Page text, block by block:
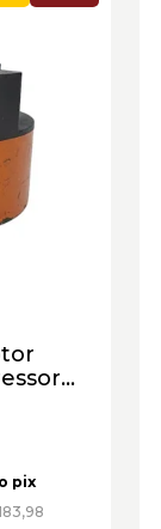
pix